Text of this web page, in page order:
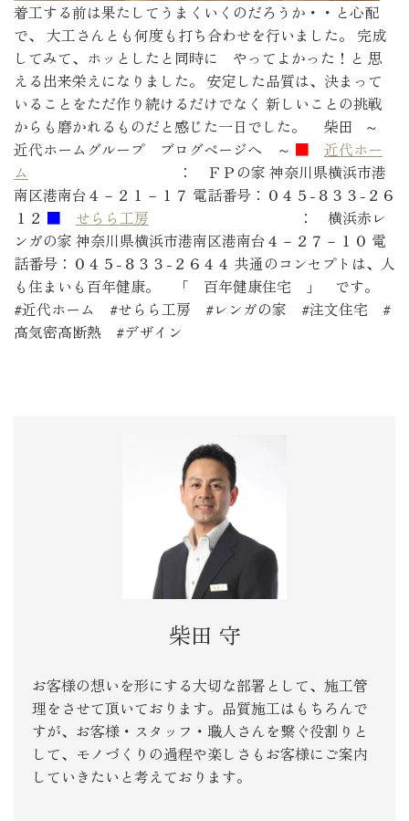
着工する前は果たしてうまくいくのだろうか・・と心配
で、 大工さんとも何度も打ち合わせを行いました。 完成
してみて、ホッとしたと同時に やってよかった！と 思
える出来栄えになりました。 安定した品質は、決まって
いることをただ作り続けるだけでなく 新しいことの挑戦
からも磨かれるものだと感じた一日でした。 柴田 ～
近代ホームグループ ブログページへ ～ ■
近代ホー
ム
： ＦＰの家 神奈川県横浜市港
南区港南台４－２１－１７ 電話番号：０４５-８３３-２６
１２ ■ せらら工房 ： 横浜赤レ
ンガの家 神奈川県横浜市港南区港南台４－２７－１０ 電
話番号：０４５-８３３-２６４４ 共通のコンセプトは、人
も住まいも百年健康。 「 百年健康住宅 」 です。
#近代ホーム #せらら工房 #レンガの家 #注文住宅 #
高気密高断熱 #デザイン
柴田 守
お客様の想いを形にする大切な部署として、施工管
理をさせて頂いております。品質施工はもちろんで
すが、お客様・スタッフ・職人さんを繋ぐ役割りと
して、モノづくりの過程や楽しさもお客様にご案内
していきたいと考えております。